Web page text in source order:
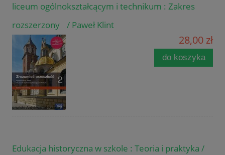
liceum ogólnokształcącym i technikum : Zakres
rozszerzony / Paweł Klint
28,00 zł
do koszyka
Edukacja historyczna w szkole : Teoria i praktyka /